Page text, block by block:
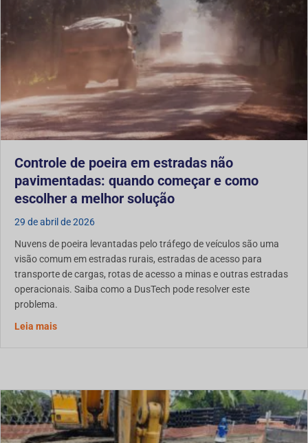
Controle de poeira em estradas não
pavimentadas: quando começar e como
escolher a melhor solução
29 de abril de 2026
Nuvens de poeira levantadas pelo tráfego de veículos são uma
visão comum em estradas rurais, estradas de acesso para
transporte de cargas, rotas de acesso a minas e outras estradas
operacionais. Saiba como a DusTech pode resolver este
problema.
Leia maissobre Controle de Poeira em Estradas Não